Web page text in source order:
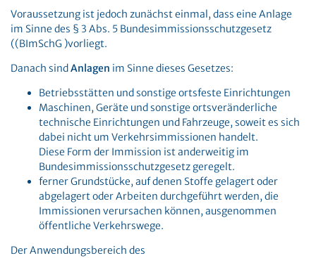
Voraussetzung ist jedoch zunächst einmal, dass eine Anlage
im Sinne des § 3 Abs. 5 Bundesimmissionsschutzgesetz
((BImSchG )vorliegt.
Danach sindAnlagen im Sinne dieses Gesetzes:
Betriebsstätten und sonstige ortsfeste Einrichtungen
Maschinen, Geräte und sonstige ortsveränderliche
technische Einrichtungen und Fahrzeuge, soweit es sich
dabei nicht um Verkehrsimmissionen handelt.
Diese Form der Immission ist anderweitig im
Bundesimmissionsschutzgesetz geregelt.
ferner Grundstücke, auf denen Stoffe gelagert oder
abgelagert oder Arbeiten durchgeführt werden, die
Immissionen verursachen können, ausgenommen
öffentliche Verkehrswege.
Der Anwendungsbereich des